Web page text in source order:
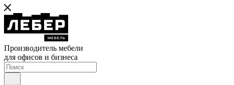
Производитель мебели
для офисов и бизнеса